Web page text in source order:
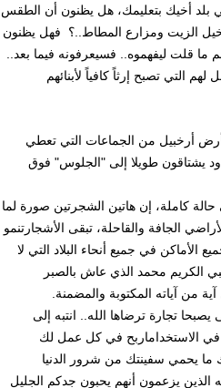
بلد أخيك بتعليمك، هل يظنون أن الطقس
الزيت ومزارع المطاط..؟ فهل يظنون
قلت ليفهموه.. فسيعرفونه فيما بعد..
التي تصبح إرثاً كافياً لأبنائهم
أرض أرخبيل من الجماعات التي تعطي
يشتاقون طويلا إلى "الجلوس" فوق
كاملة، إن هاتين الشجرتين صورة لما
الجافة والقاحلة، تبقى الأشجارتنمو
في جميع أنحاء البلاد التي لا
الكريم محمد الذي عاش بالصبر
من آياته المكتوبة والمضمنة.
تجارة ترضاها الله.. انتبه إلى
في الاستخداماربح في كل عمل لك
ما يحمي سفينتك من شرور الدنيا
الذين يزعمون أنهم يحبون جدكم الجليل